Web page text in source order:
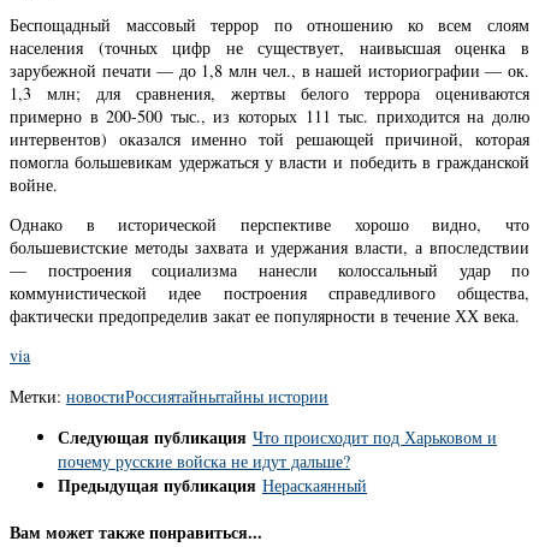
Беспощадный массовый террор по отношению ко всем слоям
населения (точных цифр не существует, наивысшая оценка в
зарубежной печати — до 1,8 млн чел., в нашей историографии — ок.
1,3 млн; для сравнения, жертвы белого террора оцениваются
примерно в 200-500 тыс., из которых 111 тыс. приходится на долю
интервентов) оказался именно той решающей причиной, которая
помогла большевикам удержаться у власти и победить в гражданской
войне.
Однако в исторической перспективе хорошо видно, что
большевистские методы захвата и удержания власти, а впоследствии
— построения социализма нанесли колоссальный удар по
коммунистической идее построения справедливого общества,
фактически предопределив закат ее популярности в течение ХХ века.
via
Метки: новостиРоссиятайнытайны истории
Следующая публикация Что происходит под Харьковом и
почему русские войска не идут дальше?
Предыдущая публикация Нераскаянный
Вам может также понравиться...